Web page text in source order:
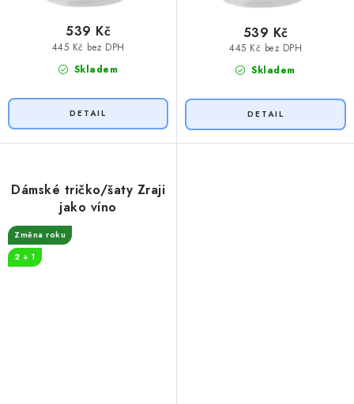
Skladem
445 Kč bez DPH
539 Kč
Skladem
445 Kč bez DPH
539 Kč
Dámské tričko/šaty Zraji
jako víno
Změna roku
2 + 1